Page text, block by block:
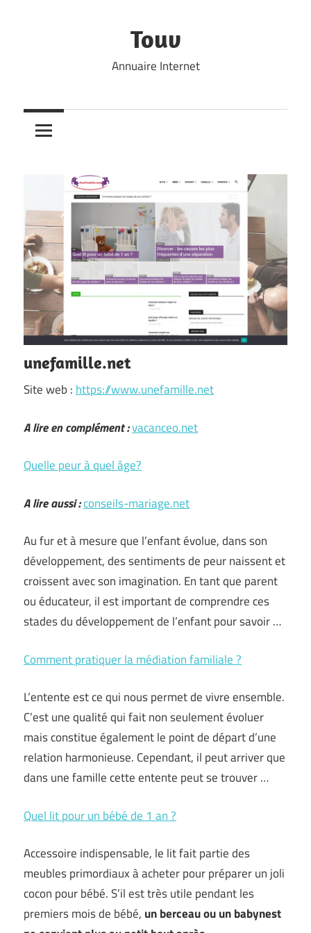
Touv
Annuaire Internet
unefamille.net
Site web : https://www.unefamille.net
A lire en complément :vacanceo.net
Quelle peur à quel âge?
A lire aussi :conseils-mariage.net
Au fur et à mesure que l’enfant évolue, dans son
développement, des sentiments de peur naissent et
croissent avec son imagination. En tant que parent
ou éducateur, il est important de comprendre ces
stades du développement de l’enfant pour savoir …
Comment pratiquer la médiation familiale ?
L’entente est ce qui nous permet de vivre ensemble.
C’est une qualité qui fait non seulement évoluer
mais constitue également le point de départ d’une
relation harmonieuse. Cependant, il peut arriver que
dans une famille cette entente peut se trouver …
Quel lit pour un bébé de 1 an ?
Accessoire indispensable, le lit fait partie des
meubles primordiaux à acheter pour préparer un joli
cocon pour bébé. S’il est très utile pendant les
premiers mois de bébé, un berceau ou un babynest